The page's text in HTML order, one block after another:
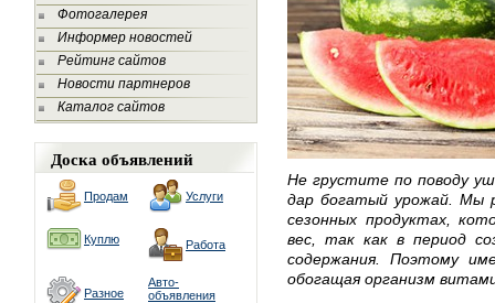
Фотогалерея
Информер новостей
Рейтинг сайтов
Новости партнеров
Каталог сайтов
Доска объявлений
Продам Услуги
Куплю Работа
Разное
Авто-
объявления
Не грустите по поводу
дар богатый урожай. Мы
сезонных продуктах,
вес, так как в период
содержания. Поэтому
обогащая организм